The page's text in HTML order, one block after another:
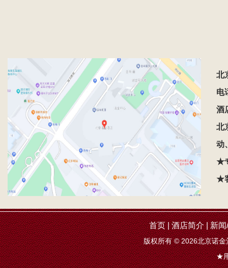
北
电
酒
北
动
★
★
首页|酒店简介|新闻
版权所有 ©2026北京诺
★